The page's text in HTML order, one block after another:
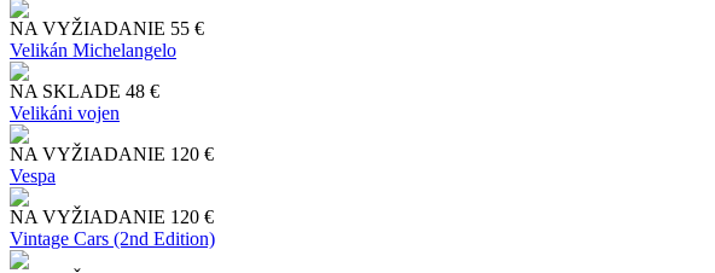
NA VYŽIADANIE 55 €
Velikán Michelangelo
NA SKLADE 48 €
Velikáni vojen
NA VYŽIADANIE 120 €
Vespa
NA VYŽIADANIE 120 €
Vintage Cars (2nd Edition)